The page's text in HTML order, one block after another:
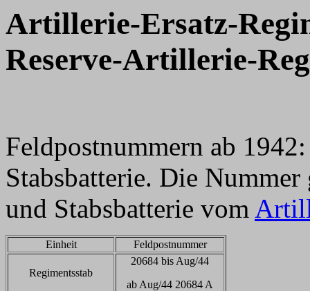
Artillerie-Ersatz-
Reserve-Artillerie-
Feldpostnummern ab
Stabsbatterie. Die
und Stabsbatterie vom
Einheit Feldpostnummer
Regimentsstab
20684 bis Aug/44
ab Aug/44 20684 A